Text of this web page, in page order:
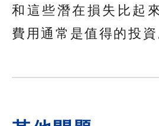
和這些潛在損失比起
費用通常是值得的投資